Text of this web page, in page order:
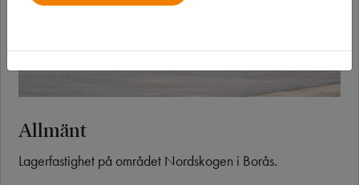
Allmänt
Lagerfastighet på området Nordskogen i Borås.